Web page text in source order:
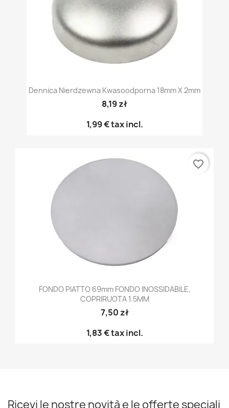
Dennica Nierdzewna Kwasoodporna 18mm X 2mm
8,19 zł
1,99 €tax incl.
FONDO PIATTO 69mm FONDO INOSSIDABILE,
COPRIRUOTA 1.5MM
7,50 zł
1,83 €tax incl.
favorite_border
Ricevi le nostre novità e le offerte speciali